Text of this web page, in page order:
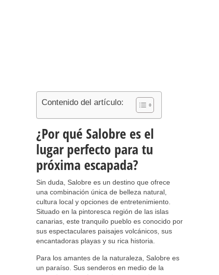
Contenido del artículo:
¿Por qué Salobre es el
lugar perfecto para tu
próxima escapada?
Sin duda, Salobre es un destino que ofrece
una combinación única de belleza natural,
cultura local y opciones de entretenimiento.
Situado en la pintoresca región de las islas
canarias, este tranquilo pueblo es conocido por
sus espectaculares paisajes volcánicos, sus
encantadoras playas y su rica historia.
Para los amantes de la naturaleza, Salobre es
un paraíso. Sus senderos en medio de la